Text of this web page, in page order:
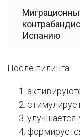
Испанию
После пилинга:
улучшается